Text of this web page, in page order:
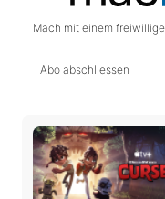
Mach mit einem
Abo abschliessen